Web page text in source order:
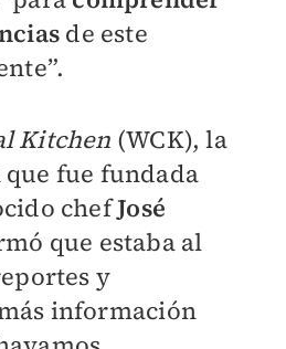
de este
Kitchen (WCK), la
fue fundada
chefJosé
que estaba al
y
información